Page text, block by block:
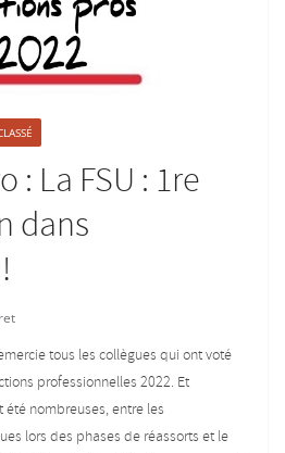
: La FSU : 1re
dans
tous les collègues qui ont voté
professionnelles 2022. Et
nombreuses, entre les
lors des phases de réassorts et le